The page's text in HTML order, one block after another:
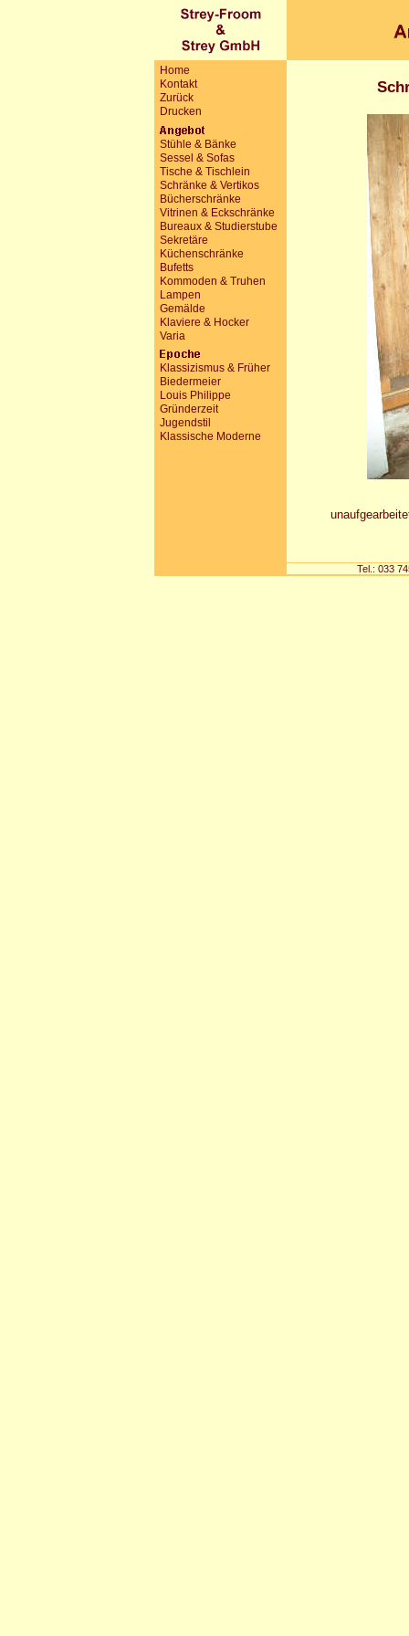
Home
Kontakt
Zurück
Drucken
Stühle & Bänke
Sessel & Sofas
Tische & Tischlein
Schränke & Vertikos
Bücherschränke
Vitrinen & Eckschränke
Bureaux & Studierstube
Sekretäre
Küchenschränke
Bufetts
Kommoden & Truhen
Lampen
Gemälde
Klaviere & Hocker
Varia
Klassizismus & Früher
Biedermeier
Louis Philippe
Gründerzeit
Jugendstil
Klassische Moderne
Tel.: 033